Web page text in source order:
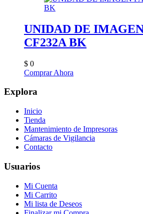
UNIDAD DE
CF232A BK
$ 0
Comprar Ahora
Explora
Inicio
Tienda
Mantenimiento de Impresoras
Cámaras de Vigilancia
Contacto
Usuarios
Mi Cuenta
Mi Carrito
Mi lista de Deseos